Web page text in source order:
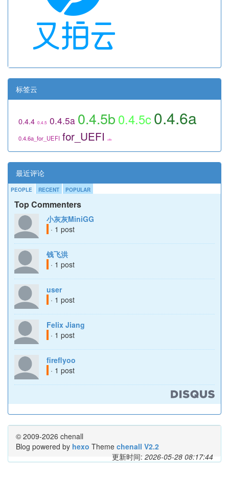
标签云
0.4.4 0.4.5 0.4.5a 0.4.5b 0.4.5c0.4.6a
0.4.6a_for_UEFI for_UEFI utils
最近评论
PEOPLE RECENT POPULAR
Top Commenters
小灰灰MiniGG
· 1 post
钱飞洪
· 1 post
user
· 1 post
Felix Jiang
· 1 post
fireflyoo
· 1 post
© 2009-2026 chenall
Blog powered by hexo Theme chenall V2.2
更新时间: 2026-05-28 08:17:44